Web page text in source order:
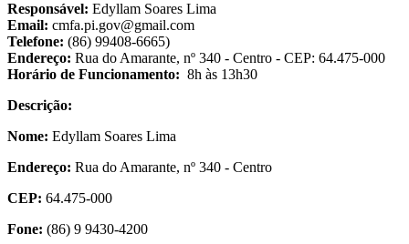
Responsável: Edyllam Soares Lima
Email: cmfa.pi.gov@gmail.com
Telefone: (86) 99408-6665)
Endereço: Rua do Amarante, nº 340 - Centro - CEP: 64.475-000
Horário de Funcionamento: 8h às 13h30
Descrição:
Nome: Edyllam Soares Lima
Endereço: Rua do Amarante, nº 340 - Centro
CEP: 64.475-000
Fone: (86) 9 9430-4200